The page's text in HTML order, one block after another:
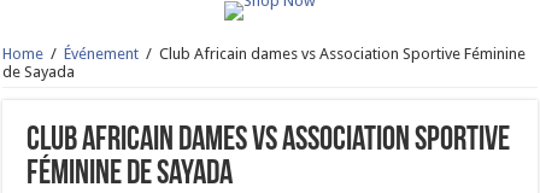
Home / Événement / Club Africain dames vs Association Sportive Féminine
de Sayada
Club Africain dames vs Association Sportive
Féminine de Sayada